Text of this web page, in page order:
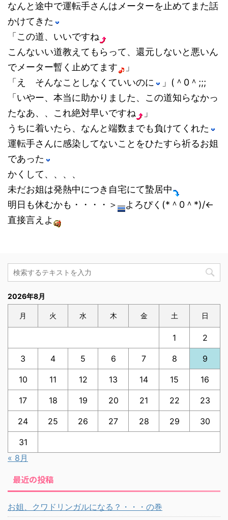
なんと途中で運転手さんはメーターを止めてまた話
かけてきた
「この道、いいですね
こんないい道教えてもらって、還元しないと悪いん
でメーター暫く止めてます
」
「え そんなことしなくていいのに
」(＾0＾;;;
「いやー、本当に助かりました、この道知らなかっ
たなあ、、これ絶対早いですね
」
うちに着いたら、なんと端数までも負けてくれた
運転手さんに感染してないことをひたすら祈るお姐
であった
かくして、、、、
未だお姐は発熱中につき自宅にて蟄居中
明日も休むかも・・・・＞
よろぴく(*＾0＾*)/←
直接言えよ
2026年8月
月 火 水 木 金 土 日
1 2
3 4 5 6 7 8 9
10 11 12 13 14 15 16
17 18 19 20 21 22 23
24 25 26 27 28 29 30
31
« 8月
最近の投稿
お姐、クワドリンガルになる？・・・の巻